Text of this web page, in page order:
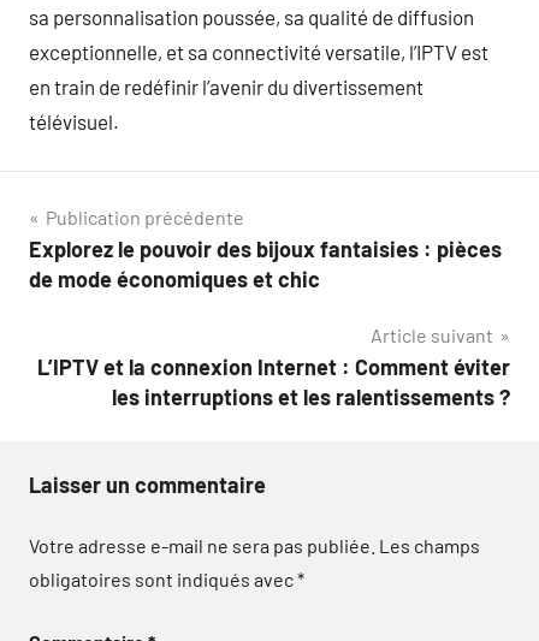
sa personnalisation poussée, sa qualité de diffusion
exceptionnelle, et sa connectivité versatile, l’IPTV est
en train de redéfinir l’avenir du divertissement
télévisuel.
Navigation
de
Publication précédente
Explorez le pouvoir des bijoux fantaisies : pièces
de mode économiques et chic
Article suivant
L’IPTV et la connexion Internet : Comment éviter
les interruptions et les ralentissements ?
Laisser un commentaire
Votre adresse e-mail ne sera pas publiée. Les champs
obligatoires sont indiqués avec*